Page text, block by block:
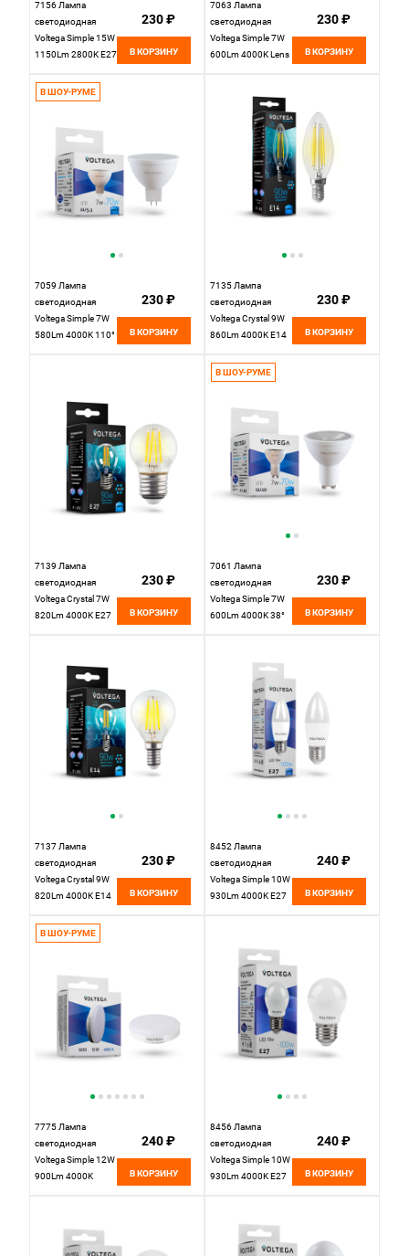
7156 Лампа
светодиодная
Voltega Simple 15W
1150Lm 2800K E27
230 ₽
В КОРЗИНУ
7063 Лампа
светодиодная
Voltega Simple 7W
600Lm 4000K Lens
230 ₽
В КОРЗИНУ
В ШОУ-РУМЕ
7059 Лампа
светодиодная
Voltega Simple 7W
580Lm 4000K 110°
230 ₽
В КОРЗИНУ
7135 Лампа
светодиодная
Voltega Crystal 9W
860Lm 4000K E14
230 ₽
В КОРЗИНУ
7139 Лампа
светодиодная
Voltega Crystal 7W
820Lm 4000K E27
230 ₽
В КОРЗИНУ
В ШОУ-РУМЕ
7061 Лампа
светодиодная
Voltega Simple 7W
600Lm 4000K 38°
230 ₽
В КОРЗИНУ
7137 Лампа
светодиодная
Voltega Crystal 9W
820Lm 4000K E14
230 ₽
В КОРЗИНУ
8452 Лампа
светодиодная
Voltega Simple 10W
930Lm 4000K E27
240 ₽
В КОРЗИНУ
В ШОУ-РУМЕ
7775 Лампа
светодиодная
Voltega Simple 12W
900Lm 4000K
240 ₽
В КОРЗИНУ
8456 Лампа
светодиодная
Voltega Simple 10W
930Lm 4000K E27
240 ₽
В КОРЗИНУ